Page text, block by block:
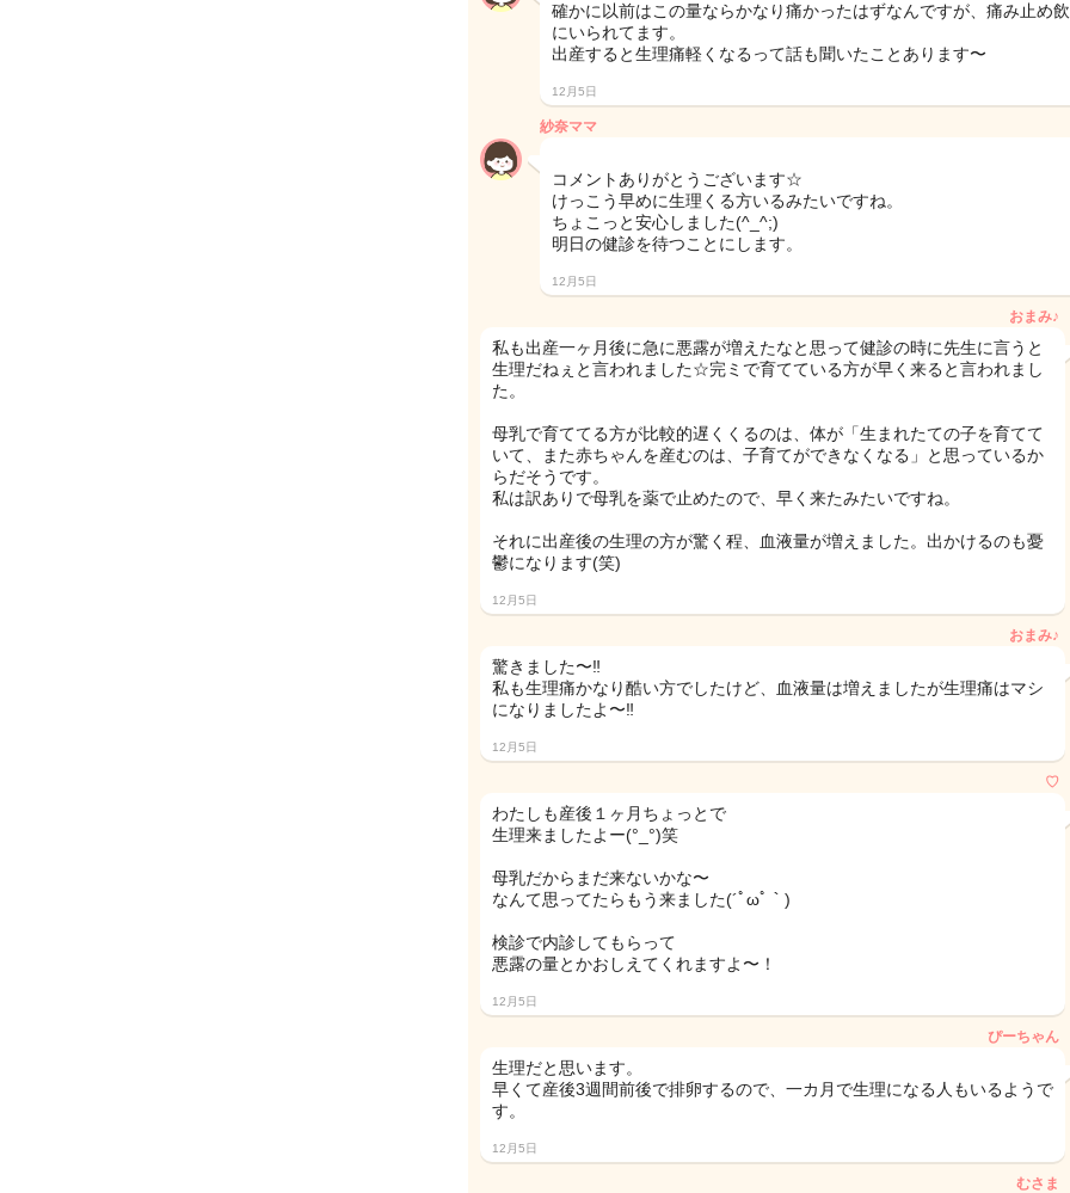
確かに以前はこの量ならかなり痛かったはずなんですが、痛み止め
にいられてます。
出産すると生理痛軽くなるって話も聞いたことあります〜
12月5日
紗奈ママ
コメントありがとうございます☆
けっこう早めに生理くる方いるみたいですね。
ちょこっと安心しました(^_^;)
明日の健診を待つことにします。
12月5日
おまみ♪
私も出産一ヶ月後に急に悪露が増えたなと思って健診の時に先生に言うと
生理だねぇと言われました☆完ミで育てている方が早く来ると言われまし
た。
母乳で育ててる方が比較的遅くくるのは、体が「生まれたての子を育てて
いて、また赤ちゃんを産むのは、子育てができなくなる」と思っているか
らだそうです。
私は訳ありで母乳を薬で止めたので、早く来たみたいですね。
それに出産後の生理の方が驚く程、血液量が増えました。出かけるのも憂
鬱になります(笑)
12月5日
おまみ♪
驚きました〜‼︎
私も生理痛かなり酷い方でしたけど、血液量は増えましたが生理痛はマシ
になりましたよ〜‼︎
12月5日
♡
わたしも産後１ヶ月ちょっとで
生理来ましたよー(°_°)笑
母乳だからまだ来ないかな〜
なんて思ってたらもう来ました(´ﾟωﾟ｀)
検診で内診してもらって
悪露の量とかおしえてくれますよ〜！
12月5日
ぴーちゃん
生理だと思います。
早くて産後3週間前後で排卵するので、一カ月で生理になる人もいるようで
す。
12月5日
むさま